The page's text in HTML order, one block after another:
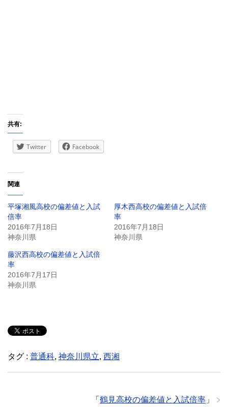
共有:
Twitter Facebook
関連
平塚湘風高校の偏差値と入試
倍率
2016年7月18日
神奈川県
厚木西高校の偏差値と入試倍
率
2016年7月18日
神奈川県
藤沢西高校の偏差値と入試倍
率
2016年7月17日
神奈川県
タグ : 普通科, 神奈川県立, 西湘
「 鶴見高校の偏差値と入試倍率 」